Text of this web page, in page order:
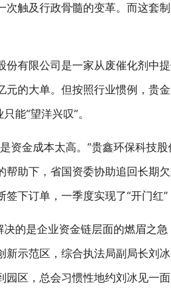
次触及行政骨髓的变革。而这套
份有限公司是一家从废催化剂中
元的大单。但按照行业惯例，贵
能“望洋兴叹”。
资金成本太高。”贵鑫环保科技
帮助下，省国资委协助追回长期
下订单，一季度实现了“开门红”
决的是企业资金链层面的燃眉之
新示范区，综合执法局副局长
园区，总会习惯性地约刘冰见一